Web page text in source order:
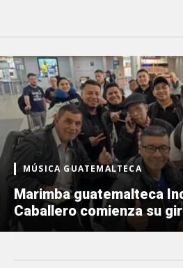
MÚSICA GUATEMALTECA
Marimba guatemalteca
Caballero comienza su